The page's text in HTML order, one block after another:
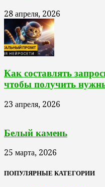
28 апреля, 2026
Как составлять
чтобы получить
23 апреля, 2026
Белый камень
25 марта, 2026
ПОПУЛЯРНЫЕ КАТЕГОРИИ